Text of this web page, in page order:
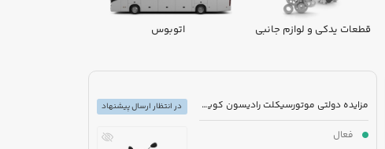
قطعات یدکی و لوازم جانبی اتوبوس
مزایده دولتی موتورسیکلت رادیسون کویر طرح ویو مدل 1395 رنگ سفید
فعال
در انتظار ارسال پیشنهاد